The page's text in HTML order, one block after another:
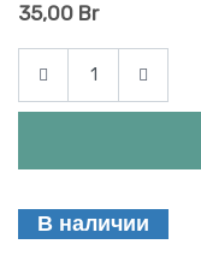
35,00 Br
В наличии